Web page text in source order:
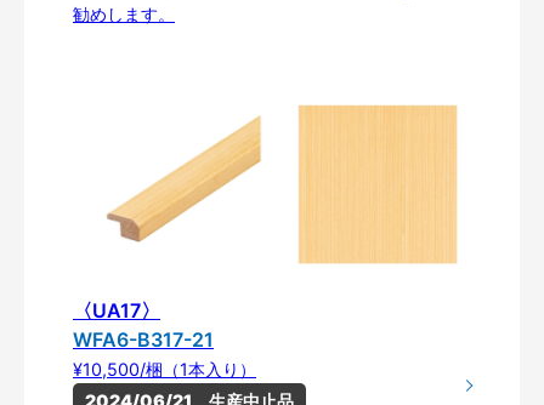
勧めします。
〈UA17〉
WFA6-B317-21
¥10,500/梱（1本入り）
2024/06/21　生産中止品